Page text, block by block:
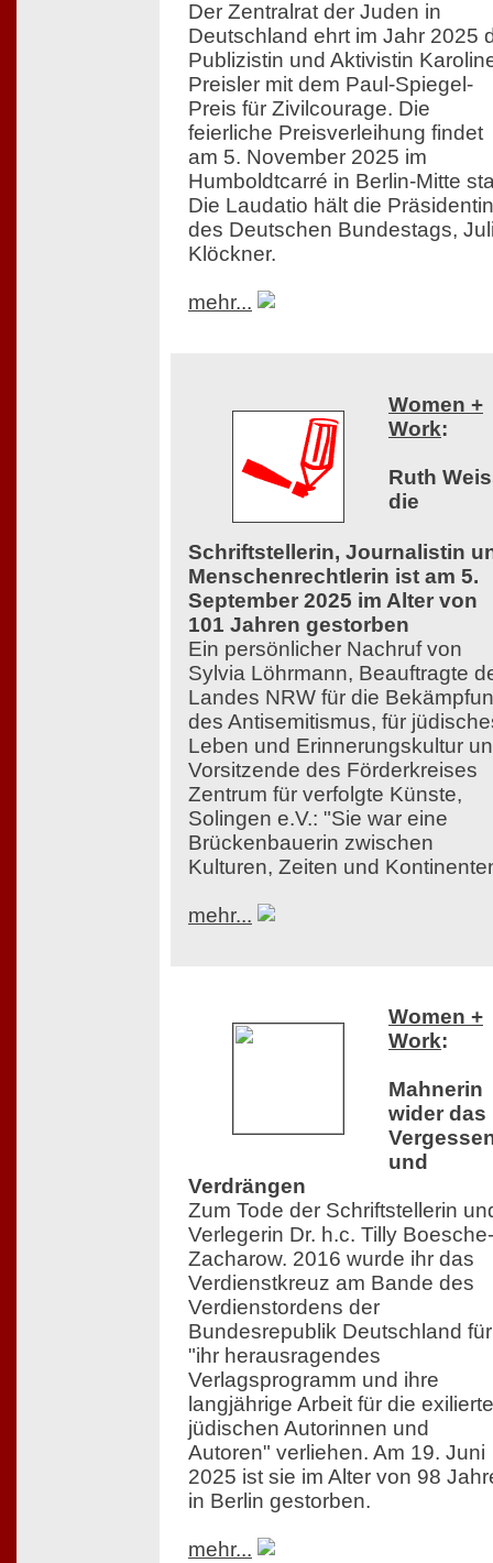
Der Zentralrat der Juden in
Deutschland ehrt im Jahr 2025
Publizistin und Aktivistin
Preisler mit dem Paul-Spiegel-
Preis für Zivilcourage. Die
feierliche Preisverleihung findet
am 5. November 2025 im
Humboldtcarré in Berlin-Mitte
Die Laudatio hält die Präsidentin
des Deutschen Bundestags,
Klöckner.
mehr...
Women +
Work:
Ruth
die
Schriftstellerin, Journalistin
Menschenrechtlerin ist am 5.
September 2025 im Alter von
101 Jahren gestorben
Ein persönlicher Nachruf von
Sylvia Löhrmann, Beauftragte
Landes NRW für die
des Antisemitismus, für
Leben und Erinnerungskultur
Vorsitzende des Förderkreises
Zentrum für verfolgte Künste,
Solingen e.V.: "Sie war eine
Brückenbauerin zwischen
Kulturen, Zeiten und
mehr...
Women +
Work:
Mahnerin
wider das
und
Verdrängen
Zum Tode der Schriftstellerin
Verlegerin Dr. h.c. Tilly Boesche-
Zacharow. 2016 wurde ihr das
Verdienstkreuz am Bande des
Verdienstordens der
Bundesrepublik Deutschland für
"ihr herausragendes
Verlagsprogramm und ihre
langjährige Arbeit für die
jüdischen Autorinnen und
Autoren" verliehen. Am 19. Juni
2025 ist sie im Alter von 98
in Berlin gestorben.
mehr...